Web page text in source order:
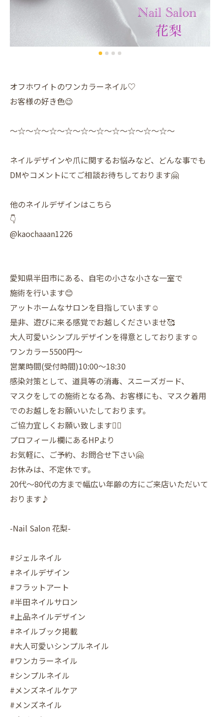
オフホワイトのワンカラーネイル♡
お客様の好き色😉
〜☆〜☆〜☆〜☆〜☆〜☆〜☆〜☆〜☆〜☆〜
ネイルデザインや爪に関するお悩みなど、どんな事でも
DMやコメントにてご相談お待ちしております🤗
他のネイルデザインはこちら
👇
@kaochaaan1226
愛知県半田市にある、自宅の小さな小さな一室で
施術を行います😊
アットホームなサロンを目指しています☺️
是非、遊びに来る感覚でお越しくださいませ🥰
大人可愛いシンプルデザインを得意としております☺️
ワンカラー5500円〜
営業時間(受付時間)10:00〜18:30
感染対策として、道具等の消毒、スニーズガード、
マスクをしての施術となる為、お客様にも、マスク着用
でのお越しをお願いいたしております。
ご協力宜しくお願い致します🙇‍♀️
プロフィール欄にあるHPより
お気軽に、ご予約、お問合せ下さい🤗
お休みは、不定休です。
20代〜80代の方まで幅広い年齢の方にご来店いただいて
おります♪
-Nail Salon 花梨-
#ジェルネイル
#ネイルデザイン
#フラットアート
#半田ネイルサロン
#上品ネイルデザイン
#ネイルブック掲載
#大人可愛いシンプルネイル
#ワンカラーネイル
#シンプルネイル
#メンズネイルケア
#メンズネイル